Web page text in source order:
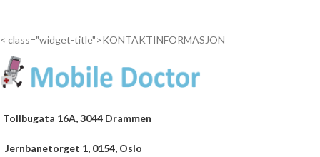
< class="widget-title">KONTAKTINFORMASJON
Tollbugata 16A, 3044 Drammen
Jernbanetorget 1, 0154, Oslo